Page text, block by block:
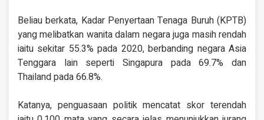
Beliau berkata, Kadar Penyertaan Tenaga Buruh (KPTB)
yang melibatkan wanita dalam negara juga masih rendah
iaitu sekitar 55.3% pada 2020, berbanding negara Asia
Tenggara lain seperti Singapura pada 69.7% dan
Thailand pada 66.8%.
Katanya, penguasaan politik mencatat skor terendah